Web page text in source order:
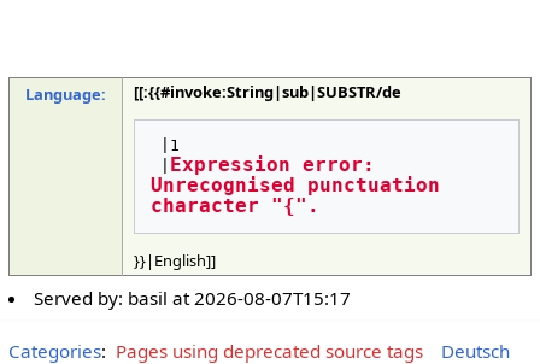
Language: [[:{{#invoke:String|sub|SUBSTR/de
Expression error:
Unrecognised punctuation
character "{".
}}|English]]
Served by: basil at 2026-08-07T15:17
Categories: Pages using deprecated source tags
Deutsch